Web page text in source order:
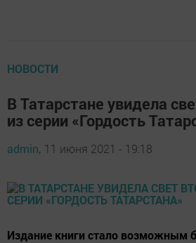
НОВОСТИ
В Татарстане увидела
из серии «Гордость
admin, 11 июня 2021 - 19:18
Издание книги стало возможным